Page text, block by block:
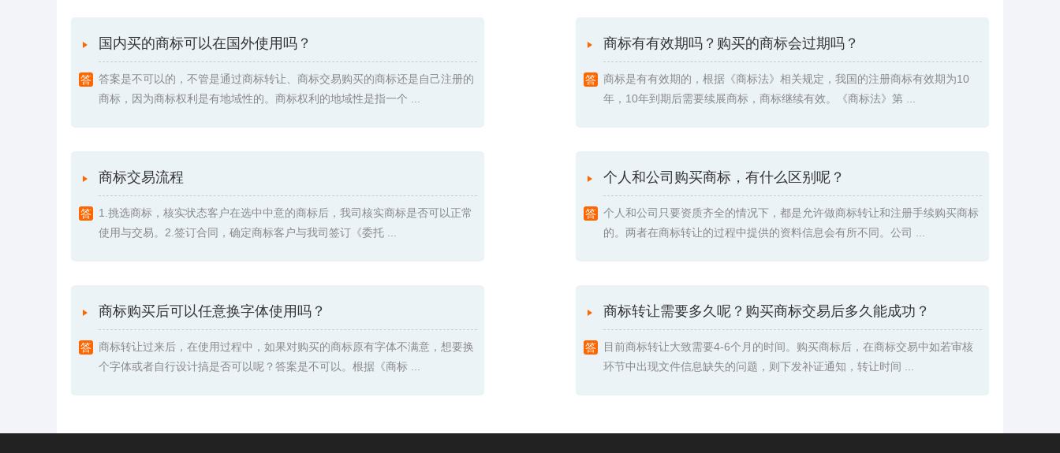
国内买的商标可以在国外使用吗？
答案是不可以的，不管是通过商标转让、商标交易购买的商标还是自己注册的
商标，因为商标权利是有地域性的。商标权利的地域性是指一个 ...
商标有有效期吗？购买的商标会过期吗？
商标是有有效期的，根据《商标法》相关规定，我国的注册商标有效期为10
年，10年到期后需要续展商标，商标继续有效。《商标法》第 ...
商标交易流程
1.挑选商标，核实状态客户在选中中意的商标后，我司核实商标是否可以正常
使用与交易。2.签订合同，确定商标客户与我司签订《委托 ...
个人和公司购买商标，有什么区别呢？
个人和公司只要资质齐全的情况下，都是允许做商标转让和注册手续购买商标
的。两者在商标转让的过程中提供的资料信息会有所不同。公司 ...
商标购买后可以任意换字体使用吗？
商标转让过来后，在使用过程中，如果对购买的商标原有字体不满意，想要换
个字体或者自行设计搞是否可以呢？答案是不可以。根据《商标 ...
商标转让需要多久呢？购买商标交易后多久能成功？
目前商标转让大致需要4-6个月的时间。购买商标后，在商标交易中如若审核
环节中出现文件信息缺失的问题，则下发补证通知，转让时间 ...